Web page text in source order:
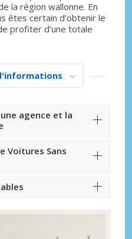
la région wallonne. En
êtes certain d’obtenir le
profiter d’une totale
agence et la
Voitures Sans